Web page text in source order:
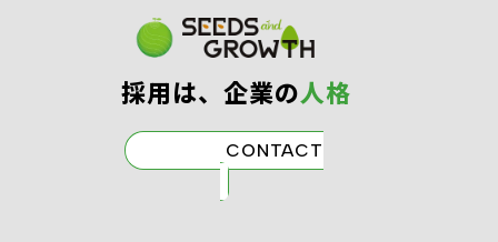
採⽤は、企業の⼈格
CONTACT